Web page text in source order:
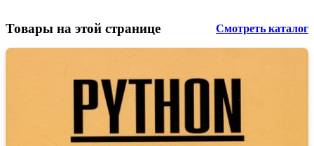
Товары на этой странице Смотреть каталог